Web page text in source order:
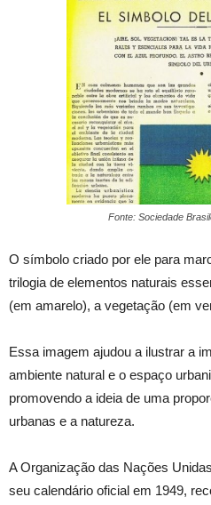
Fonte: Sociedade
O símbolo criado por ele para
trilogia de elementos naturais
(em amarelo), a vegetação (em
Essa imagem ajudou a ilustrar a
ambiente natural e o espaço
promovendo a ideia de uma
urbanas e a natureza.
A Organização das Nações
seu calendário oficial em 1949,